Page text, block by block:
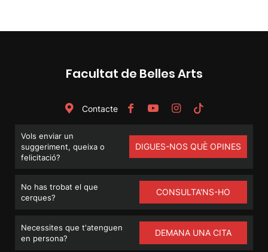
Facultat de Belles Arts
Contacte
Vols enviar un
suggeriment, queixa o
felicitació?
DIGUES-NOS QUÈ OPINES
No has trobat el que
cerques?
CONSULTA'NS-HO
Necessites que t'atenguen
en persona?
DEMANA UNA CITA